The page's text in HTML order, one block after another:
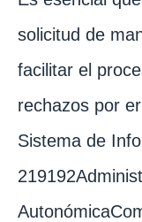
solicitud de
facilitar el
rechazos por
Sistema de